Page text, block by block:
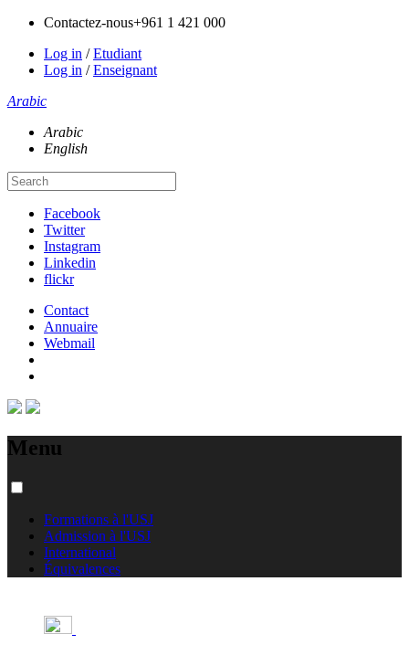
Contactez-nous+961 1 421 000
Log in /Etudiant
Log in /Enseignant
Arabic
Arabic
English
Facebook
Twitter
Instagram
Linkedin
flickr
Contact
Annuaire
Webmail
Menu
Formations à l'USJ
Admission à l'USJ
International
Équivalences